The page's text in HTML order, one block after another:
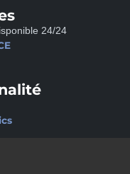
24/24